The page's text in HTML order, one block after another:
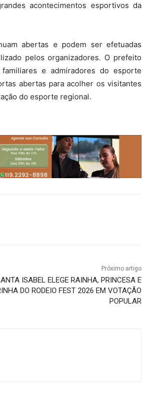
acontecimentos esportivos da
abertas e podem ser efetuadas
pelos organizadores. O prefeito
familiares e admiradores do esporte
abertas para acolher os visitantes
do esporte regional.
Próximo artigo
ISABEL ELEGE RAINHA, PRINCESA E
DO RODEIO FEST 2026 EM VOTAÇÃO
POPULAR